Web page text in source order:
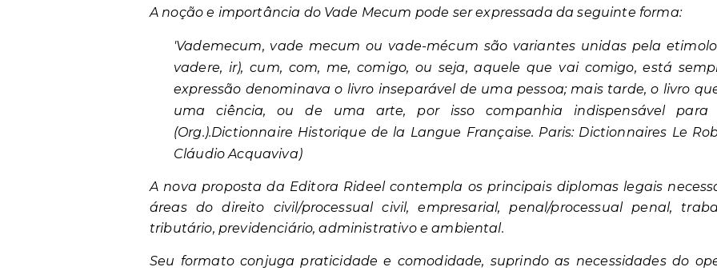
A noção e importância do Vade Mecum pode ser expressada da seguinte forma:
'Vademecum, vade mecum ou vade-mécum são variantes unidas pela
vadere, ir), cum, com, me, comigo, ou seja, aquele que vai comigo, está
expressão denominava o livro inseparável de uma pessoa; mais tarde, o livro
uma ciência, ou de uma arte, por isso companhia indispensável para
(Org.).Dictionnaire Historique de la Langue Française. Paris: Dictionnaires Le
Cláudio Acquaviva)
A nova proposta da Editora Rideel contempla os principais diplomas legais
áreas do direito civil/processual civil, empresarial, penal/processual penal,
tributário, previdenciário, administrativo e ambiental.
Seu formato conjuga praticidade e comodidade, suprindo as necessidades do